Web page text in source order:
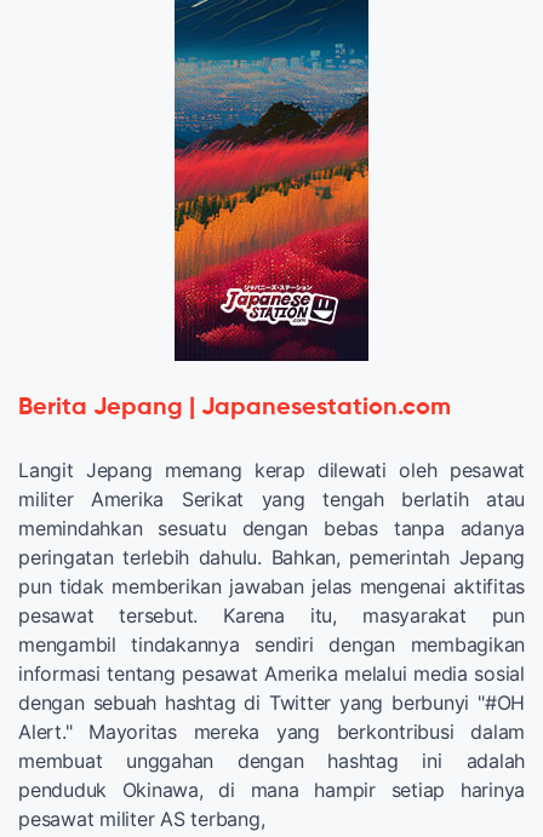
Berita Jepang | Japanesestation.com
Langit Jepang memang kerap dilewati oleh pesawat
militer Amerika Serikat yang tengah berlatih atau
memindahkan sesuatu dengan bebas tanpa adanya
peringatan terlebih dahulu. Bahkan, pemerintah Jepang
pun tidak memberikan jawaban jelas mengenai aktifitas
pesawat tersebut. Karena itu, masyarakat pun
mengambil tindakannya sendiri dengan membagikan
informasi tentang pesawat Amerika melalui media sosial
dengan sebuah hashtag di Twitter yang berbunyi "#OH
Alert." Mayoritas mereka yang berkontribusi dalam
membuat unggahan dengan hashtag ini adalah
penduduk Okinawa, di mana hampir setiap harinya
pesawat militer AS terbang,